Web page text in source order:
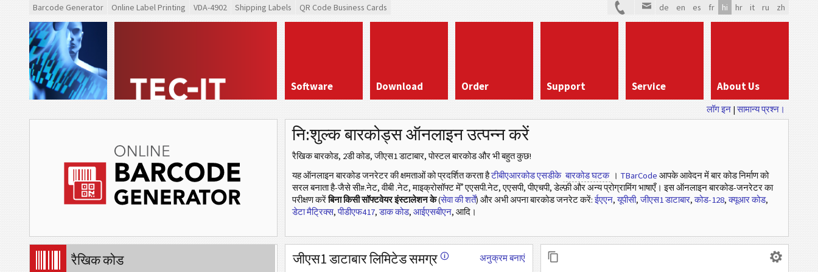
Barcode Generator Online Label Printing VDA-4902 Shipping Labels QR Code Business Cards de en es fr hi hr it ru zh
Software Download Order Support Service About Us
लॉग इन |सामान्य प्रश्न।
नि:शुल्क बारकोड्स ऑनलाइन उत्पन्न करें
रैखिक बारकोड, 2डी कोड, जीएस1 डाटाबार, पोस्टल बारकोड और भी बहुत कुछ!
यह ऑनलाइन बारकोड जनरेटर की क्षमताओं को प्रदर्शित करता हैटीबीएआरकोड एसडीके बारकोड घटक । TBarCode आपके आवेदन में बार कोड निर्माण को
सरल बनाता है-जैसे सी#.नेट, वीबी .नेट, माइक्रोसॉफ्ट में®एएसपी.नेट, एएसपी, पीएचपी, डेल्फ़ी और अन्य प्रोग्रामिंग भाषाएँ। इस ऑनलाइन बारकोड-जनरेटर का
परीक्षण करेंबिना किसी सॉफ्टवेयर इंस्टालेशन के(सेवा की शर्तें) और अभी अपना बारकोड जनरेट करें:ईएएन,यूपीसी,जीएस1 डाटाबार,कोड-128,क्यूआर कोड,
डेटा मैट्रिक्स,पीडीएफ417,डाक कोड, आईएसबीएन, आदि।
रैखिक कोड अनुक्रम बनाएं
जीएस1 डाटाबार लिमिटेड समग्र 🛈